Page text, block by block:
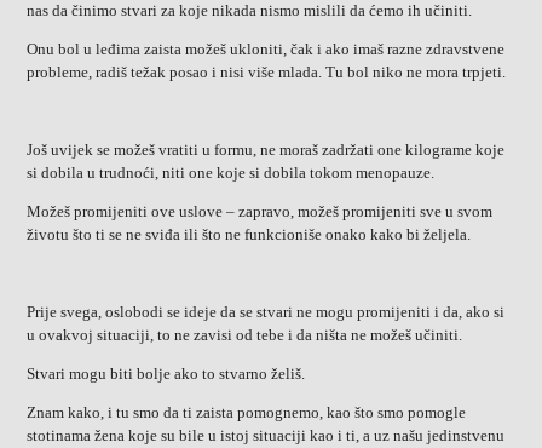
nas da činimo stvari za koje nikada nismo mislili da ćemo ih učiniti.
Onu bol u leđima zaista možeš ukloniti, čak i ako imaš razne zdravstvene
probleme, radiš težak posao i nisi više mlada. Tu bol niko ne mora trpjeti.
Još uvijek se možeš vratiti u formu, ne moraš zadržati one kilograme koje
si dobila u trudnoći, niti one koje si dobila tokom menopauze.
Možeš promijeniti ove uslove – zapravo, možeš promijeniti sve u svom
životu što ti se ne sviđa ili što ne funkcioniše onako kako bi željela.
Prije svega, oslobodi se ideje da se stvari ne mogu promijeniti i da, ako si
u ovakvoj situaciji, to ne zavisi od tebe i da ništa ne možeš učiniti.
Stvari mogu biti bolje ako to stvarno želiš.
Znam kako, i tu smo da ti zaista pomognemo, kao što smo pomogle
stotinama žena koje su bile u istoj situaciji kao i ti, a uz našu jedinstvenu